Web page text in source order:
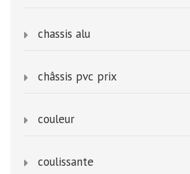
chassis alu
châssis pvc prix
couleur
coulissante